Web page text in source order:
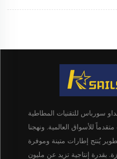
سورباس للتقنيات المطاطية
للأسواق العالمية. ونهجنا
يُنتج إطارات متينة وموفرة
بقدرة إنتاجية تزيد عن مليون